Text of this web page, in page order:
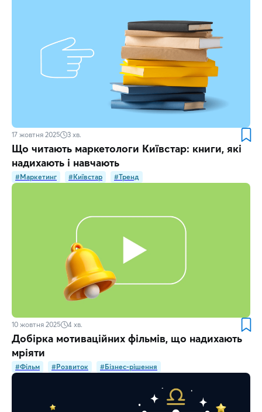
17 жовтня 2025 3 хв.
Що читають маркетологи Київстар: книги, які
надихають і навчають
#Маркетинг #Київстар #Тренд
10 жовтня 2025 4 хв.
Добірка мотиваційних фільмів, що надихають
мріяти
#Фільм #Розвиток #Бізнес-рішення